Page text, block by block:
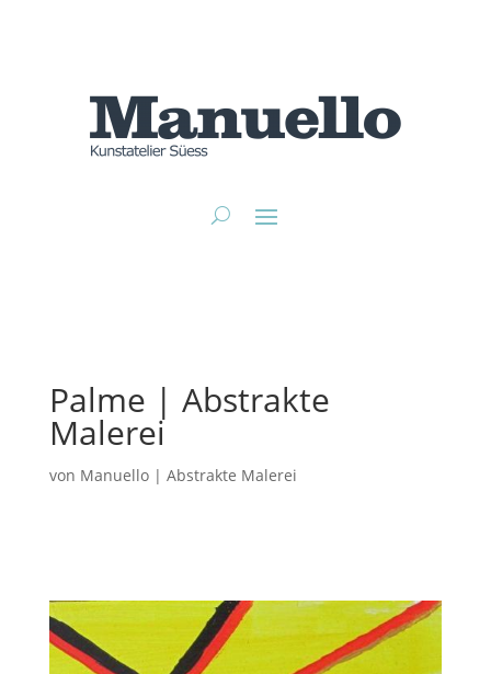
Palme | Abstrakte
Malerei
von Manuello| Abstrakte Malerei